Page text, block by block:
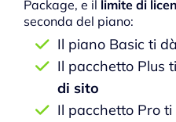
Package, e il limite di
seconda del piano:
Il piano Basic ti dà
Il pacchetto Plus
di sito
Il pacchetto Pro